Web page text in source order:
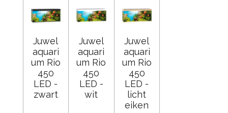
Juwel
aquari
um Rio
450
LED -
zwart
Juwel
aquari
um Rio
450
LED -
wit
Juwel
aquari
um Rio
450
LED -
licht
eiken